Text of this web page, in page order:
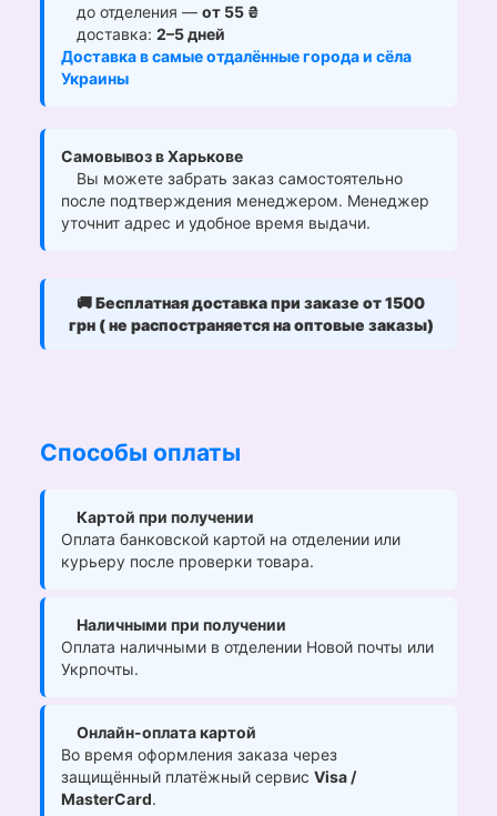
до отделения — от 55 ₴
доставка: 2–5 дней
Доставка в самые отдалённые города и сёла
Украины
Самовывоз в Харькове
Вы можете забрать заказ самостоятельно
после подтверждения менеджером. Менеджер
уточнит адрес и удобное время выдачи.
🚚Бесплатная доставка при заказе от 1500
грн ( не распостраняется на оптовые заказы)
Способы оплаты
Картой при получении
Оплата банковской картой на отделении или
курьеру после проверки товара.
Наличными при получении
Оплата наличными в отделении Новой почты или
Укрпочты.
Онлайн-оплата картой
Во время оформления заказа через
защищённый платёжный сервис Visa /
MasterCard.